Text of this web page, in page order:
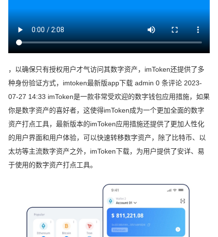
，以确保只有授权用户才气访问其数字资产，imToken还提供了多
种身份验证方式，imtoken最新版app下载 admin 0 条评论 2023-
07-27 14:33 imToken是一款非常受欢迎的数字钱包应用措施，如果
你是数字资产的喜好者，这使得imToken成为一个更加全面的数字
资产打点工具，最新版本的imToken应用措施还提供了更加人性化
的用户界面和用户体验，可以快速转移数字资产，除了比特币、以
太坊等主流数字资产之外，imToken下载，为用户提供了安详、易
于使用的数字资产打点工具。